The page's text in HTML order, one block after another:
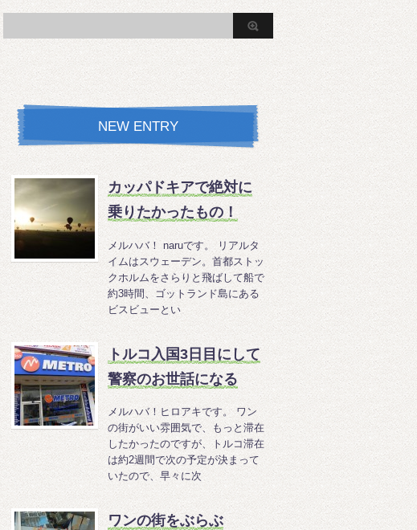
NEW ENTRY
カッパドキアで絶対に
乗りたかったもの！
メルハバ！ naruです。 リアルタ
イムはスウェーデン。首都ストッ
クホルムをさらりと飛ばして船で
約3時間、ゴットランド島にある
ビスビューとい
トルコ入国3日目にして
警察のお世話になる
メルハバ！ヒロアキです。 ワン
の街がいい雰囲気で、もっと滞在
したかったのですが、トルコ滞在
は約2週間で次の予定が決まって
いたので、早々に次
ワンの街をぶらぶ